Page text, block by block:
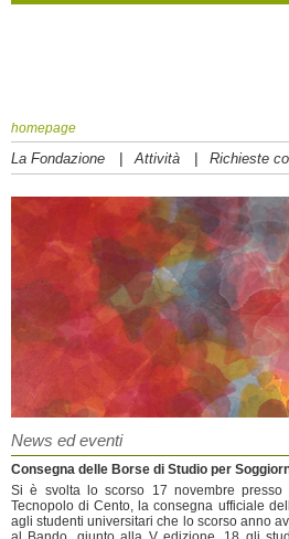
homepage
La Fondazione | Attività | Richieste
News ed eventi
Consegna delle Borse di Studio per
Si è svolta lo scorso 17 novembre presso
Tecnopolo di Cento, la consegna ufficiale
agli studenti universitari che lo scorso anno